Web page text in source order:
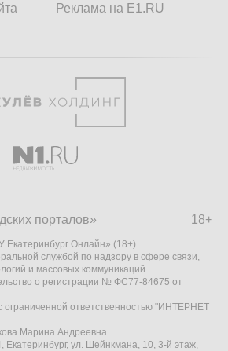
Реклама на E1.RU
18+
порталов»
Екатеринбург Онлайн» (18+)
службой по надзору в сфере связи,
и массовых коммуникаций
о регистрации № ФС77-84675 от
ограниченной ответственностью "ИНТЕРНЕТ
Марина Андреевна
Екатеринбург, ул. Шейнкмана, 10, 3-й этаж,